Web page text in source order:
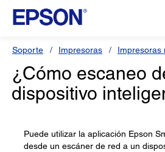
Soporte Impresoras Impresoras
¿Cómo escaneo
dispositivo
Puede utilizar la aplicación Epson
desde un escáner de red a un